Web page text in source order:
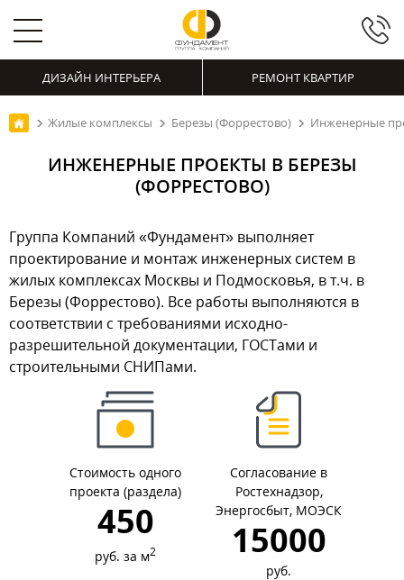
ДИЗАЙН ИНТЕРЬЕРА РЕМОНТ КВАРТИР
Жилые комплексы Березы (Форрестово) Инженерные
ИНЖЕНЕРНЫЕ ПРОЕКТЫ В БЕРЕЗЫ
(ФОРРЕСТОВО)
Группа Компаний «Фундамент» выполняет
проектирование и монтаж инженерных систем в
жилых комплексах Москвы и Подмосковья, в т.ч. в
Березы (Форрестово). Все работы выполняются в
соответствии с требованиями исходно-
разрешительной документации, ГОСТами и
строительными СНИПами.
Стоимость одного
проекта (раздела)
450
руб. за м2
Согласование в
Ростехнадзор,
Энергосбыт, МОЭСК
15000
руб.